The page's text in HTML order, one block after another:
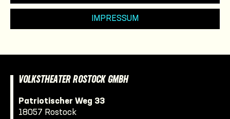
IMPRESSUM
VOLKSTHEATER ROSTOCK GMBH
Patriotischer Weg 33
18057 Rostock